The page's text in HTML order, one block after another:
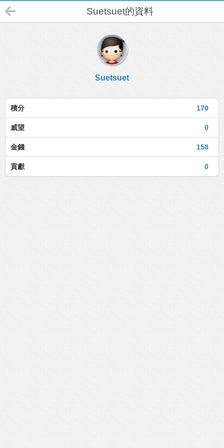
Suetsuet的資料
Suetsuet
170
積分
0
威望
158
金錢
0
貢獻